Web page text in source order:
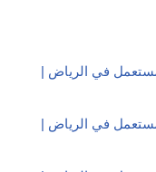
في الرياض |
في الرياض |